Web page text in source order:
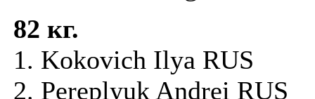
82 кг.
1. Kokovich Ilya RUS
2. Pereplyuk Andrei RUS